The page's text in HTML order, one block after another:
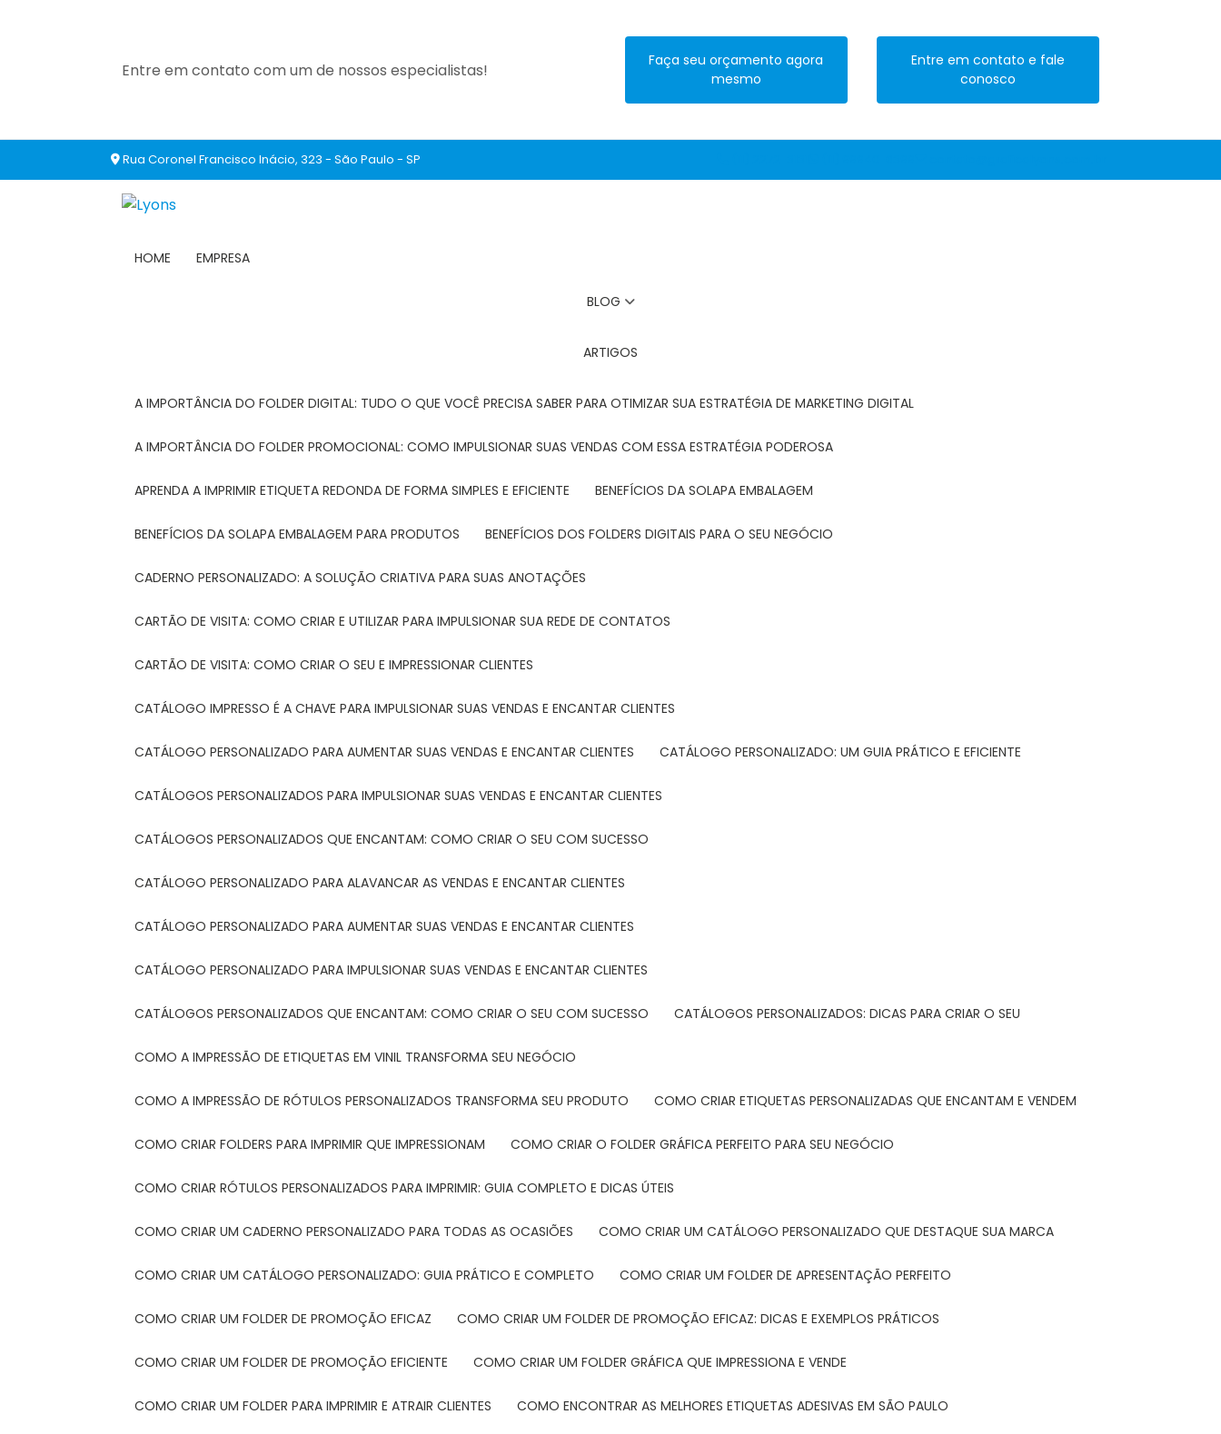
Entre em contato com um de nossos especialistas!
Faça seu orçamento agora
mesmo
Entre em contato e fale
conosco
Rua Coronel Francisco Inácio, 323 - São Paulo - SP
HOME EMPRESA
BLOG
ARTIGOS
A IMPORTÂNCIA DO FOLDER DIGITAL: TUDO O QUE VOCÊ PRECISA SABER PARA OTIMIZAR SUA ESTRATÉGIA DE MARKETING DIGITAL
A IMPORTÂNCIA DO FOLDER PROMOCIONAL: COMO IMPULSIONAR SUAS VENDAS COM ESSA ESTRATÉGIA PODEROSA
APRENDA A IMPRIMIR ETIQUETA REDONDA DE FORMA SIMPLES E EFICIENTE BENEFÍCIOS DA SOLAPA EMBALAGEM
BENEFÍCIOS DA SOLAPA EMBALAGEM PARA PRODUTOS BENEFÍCIOS DOS FOLDERS DIGITAIS PARA O SEU NEGÓCIO
CADERNO PERSONALIZADO: A SOLUÇÃO CRIATIVA PARA SUAS ANOTAÇÕES
CARTÃO DE VISITA: COMO CRIAR E UTILIZAR PARA IMPULSIONAR SUA REDE DE CONTATOS
CARTÃO DE VISITA: COMO CRIAR O SEU E IMPRESSIONAR CLIENTES
CATÁLOGO IMPRESSO É A CHAVE PARA IMPULSIONAR SUAS VENDAS E ENCANTAR CLIENTES
CATÁLOGO PERSONALIZADO PARA AUMENTAR SUAS VENDAS E ENCANTAR CLIENTES CATÁLOGO PERSONALIZADO: UM GUIA PRÁTICO E EFICIENTE
CATÁLOGOS PERSONALIZADOS PARA IMPULSIONAR SUAS VENDAS E ENCANTAR CLIENTES
CATÁLOGOS PERSONALIZADOS QUE ENCANTAM: COMO CRIAR O SEU COM SUCESSO
CATÁLOGO PERSONALIZADO PARA ALAVANCAR AS VENDAS E ENCANTAR CLIENTES
CATÁLOGO PERSONALIZADO PARA AUMENTAR SUAS VENDAS E ENCANTAR CLIENTES
CATÁLOGO PERSONALIZADO PARA IMPULSIONAR SUAS VENDAS E ENCANTAR CLIENTES
CATÁLOGOS PERSONALIZADOS QUE ENCANTAM: COMO CRIAR O SEU COM SUCESSO CATÁLOGOS PERSONALIZADOS: DICAS PARA CRIAR O SEU
COMO A IMPRESSÃO DE ETIQUETAS EM VINIL TRANSFORMA SEU NEGÓCIO
COMO A IMPRESSÃO DE RÓTULOS PERSONALIZADOS TRANSFORMA SEU PRODUTO COMO CRIAR ETIQUETAS PERSONALIZADAS QUE ENCANTAM E VENDEM
COMO CRIAR FOLDERS PARA IMPRIMIR QUE IMPRESSIONAM COMO CRIAR O FOLDER GRÁFICA PERFEITO PARA SEU NEGÓCIO
COMO CRIAR RÓTULOS PERSONALIZADOS PARA IMPRIMIR: GUIA COMPLETO E DICAS ÚTEIS
COMO CRIAR UM CADERNO PERSONALIZADO PARA TODAS AS OCASIÕES COMO CRIAR UM CATÁLOGO PERSONALIZADO QUE DESTAQUE SUA MARCA
COMO CRIAR UM CATÁLOGO PERSONALIZADO: GUIA PRÁTICO E COMPLETO COMO CRIAR UM FOLDER DE APRESENTAÇÃO PERFEITO
COMO CRIAR UM FOLDER DE PROMOÇÃO EFICAZ COMO CRIAR UM FOLDER DE PROMOÇÃO EFICAZ: DICAS E EXEMPLOS PRÁTICOS
COMO CRIAR UM FOLDER DE PROMOÇÃO EFICIENTE COMO CRIAR UM FOLDER GRÁFICA QUE IMPRESSIONA E VENDE
COMO CRIAR UM FOLDER PARA IMPRIMIR E ATRAIR CLIENTES COMO ENCONTRAR AS MELHORES ETIQUETAS ADESIVAS EM SÃO PAULO